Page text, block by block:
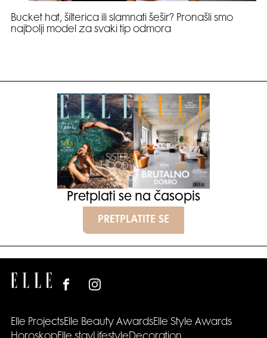
Bucket hat, šilterica ili slamnati šešir? Pronašli smo
najbolji model za svaki tip odmora
Pretplati se na časopis
PRETPLATITE SE
Elle ProjectsElle Beauty AwardsElle Style Awards